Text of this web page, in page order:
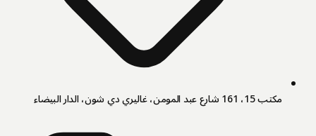
مكتب 15، 161 شارع عبد المومن، غاليري دي شون، الدار البيضاء